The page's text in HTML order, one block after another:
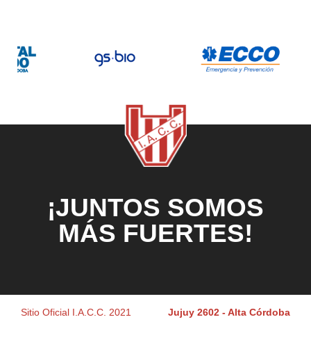
¡JUNTOS SOMOS
MÁS FUERTES!
Sitio Oficial I.A.C.C. 2021 Jujuy 2602 - Alta Córdoba